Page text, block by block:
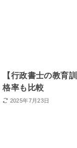
【行政書士の教育
格率も比較
2025年7月23日